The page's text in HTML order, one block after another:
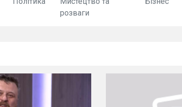
розваги